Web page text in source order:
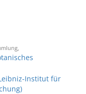
Institut für